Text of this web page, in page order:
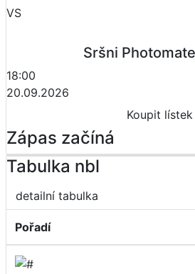
VS
Sršni
18:00
20.09.2026
Koupit lístek
Zápas začíná
Tabulka nbl
detailní tabulka
Pořadí